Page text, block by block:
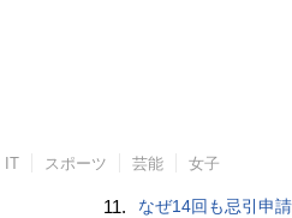
IT スポーツ 芸能 女子
11. なぜ14回も忌引申